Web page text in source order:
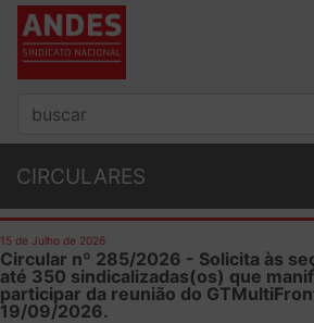
CIRCULARES
15 de Julho de 2026
Circular nº 285/2026 - Solicita às
até 350 sindicalizadas(os) que
participar da reunião do
19/09/2026.